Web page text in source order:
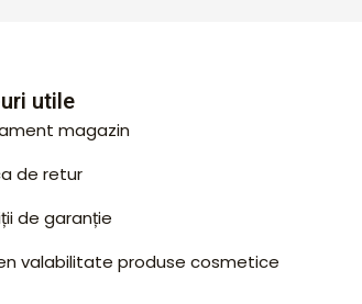
utile
magazin
de retur
de garanție
valabilitate produse cosmetice